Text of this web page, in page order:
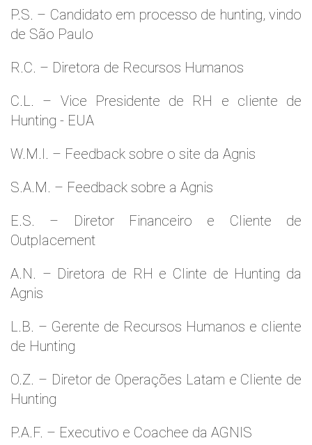
P.S. – Candidato em processo de hunting, vindo
de São Paulo
R.C. – Diretora de Recursos Humanos
C.L. – Vice Presidente de RH e cliente de
Hunting - EUA
W.M.l. – Feedback sobre o site da Agnis
S.A.M. – Feedback sobre a Agnis
E.S. – Diretor Financeiro e Cliente de
Outplacement
A.N. – Diretora de RH e Clinte de Hunting da
Agnis
L.B. – Gerente de Recursos Humanos e cliente
de Hunting
O.Z. – Diretor de Operações Latam e Cliente de
Hunting
P.A.F. – Executivo e Coachee da AGNIS